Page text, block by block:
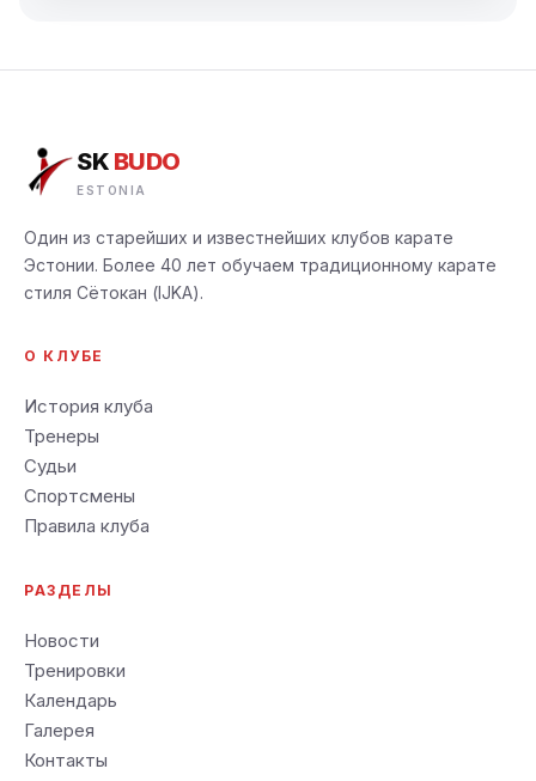
SK BUDO
ESTONIA
Один из старейших и известнейших клубов карате
Эстонии. Более 40 лет обучаем традиционному карате
стиля Сётокан (IJKA).
О КЛУБЕ
История клуба
Тренеры
Судьи
Спортсмены
Правила клуба
РАЗДЕЛЫ
Новости
Тренировки
Календарь
Галерея
Контакты